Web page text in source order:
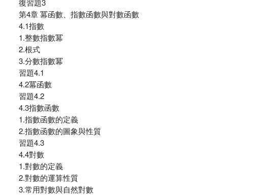
復習題3
第4章 冪函數、指數函數與對數函數
4.1指數
1.整數指數冪
2.根式
3.分數指數冪
習題4.1
4.2冪函數
習題4.2
4.3指數函數
1.指數函數的定義
2.指數函數的圖象與性質
習題4.3
4.4對數
1.對數的定義
2.對數的運算性質
3.常用對數與自然對數